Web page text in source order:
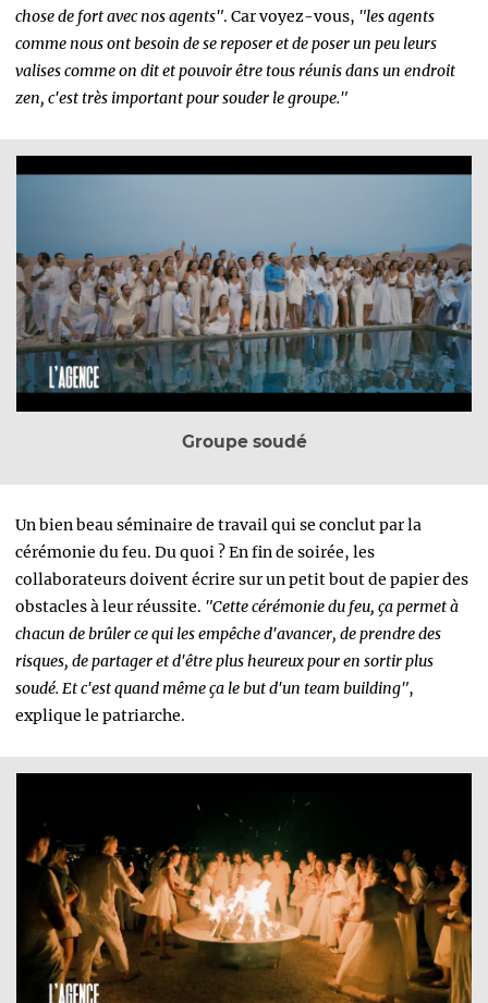
chose de fort avec nos agents". Car voyez-vous, "les agents
comme nous ont besoin de se reposer et de poser un peu leurs
valises comme on dit et pouvoir être tous réunis dans un endroit
zen, c'est très important pour souder le groupe."
Groupe soudé
Un bien beau séminaire de travail qui se conclut par la
cérémonie du feu. Du quoi ? En fin de soirée, les
collaborateurs doivent écrire sur un petit bout de papier des
obstacles à leur réussite. "Cette cérémonie du feu, ça permet à
chacun de brûler ce qui les empêche d'avancer, de prendre des
risques, de partager et d'être plus heureux pour en sortir plus
soudé. Et c'est quand même ça le but d'un team building",
explique le patriarche.